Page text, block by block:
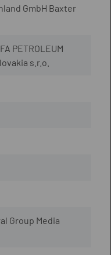
GmbH Baxter
PETROLEUM
s.r.o.
Group Media